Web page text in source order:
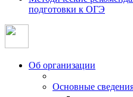
подготовки к ОГЭ
Об организации
Основные